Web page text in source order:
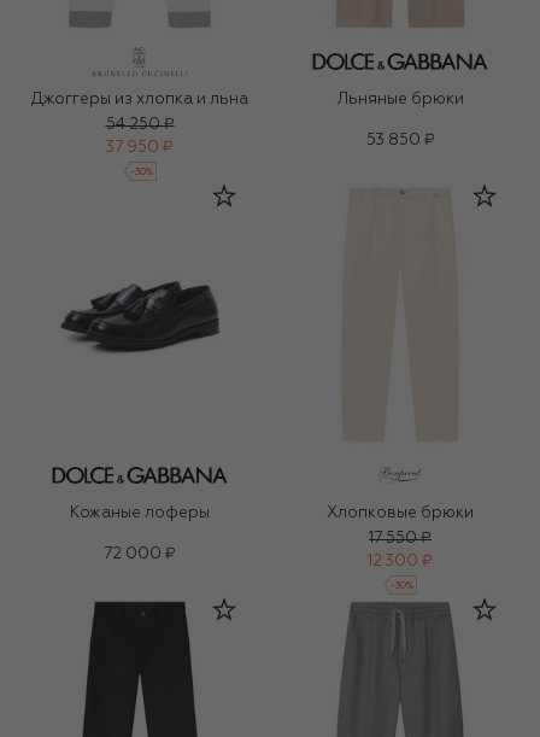
Джоггеры из хлопка и льна
54 250 ₽
37 950 ₽
-30%
Льняные брюки
53 850 ₽
Кожаные лоферы
72 000 ₽
Хлопковые брюки
17 550 ₽
12 300 ₽
-30%